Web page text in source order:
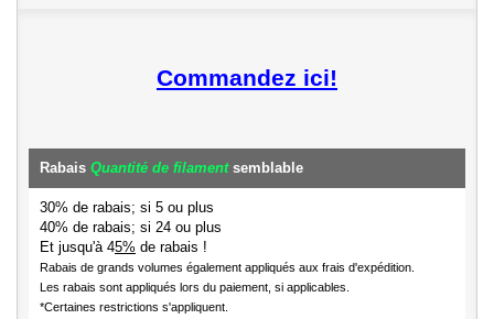
Commandez ici!
Rabais Quantité de filamentsemblable
30% de rabais; si 5 ou plus
40% de rabais; si 24 ou plus
Et jusqu'à 45% de rabais !
Rabais de grands volumes également appliqués aux frais d'expédition.
Les rabais sont appliqués lors du paiement, si applicables.
*Certaines restrictions s'appliquent.